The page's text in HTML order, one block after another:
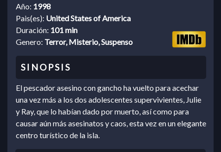
Año: 1998
Pais(es): United States of America
Duración: 101 min
Genero: Terror, Misterio, Suspenso
El pescador asesino con gancho ha vuelto para acechar
una vez más a los dos adolescentes supervivientes, Julie
y Ray, que lo habían dado por muerto, así como para
causar aún más asesinatos y caos, esta vez en un elegante
centro turístico de la isla.